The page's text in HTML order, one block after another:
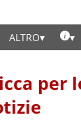
ALTRO
per